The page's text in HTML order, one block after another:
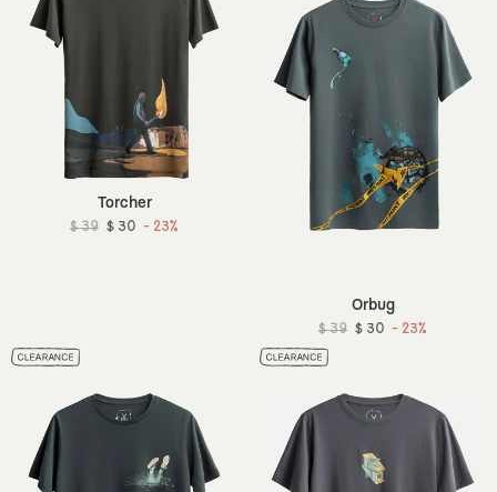
Torcher
$ 39 $ 30 - 23%
Orbug
$ 39 $ 30 - 23%